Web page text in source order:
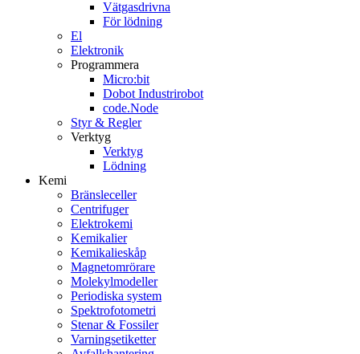
Vätgasdrivna
För lödning
El
Elektronik
Programmera
Micro:bit
Dobot Industrirobot
code.Node
Styr & Regler
Verktyg
Verktyg
Lödning
Kemi
Bränsleceller
Centrifuger
Elektrokemi
Kemikalier
Kemikalieskåp
Magnetomrörare
Molekylmodeller
Periodiska system
Spektrofotometri
Stenar & Fossiler
Varningsetiketter